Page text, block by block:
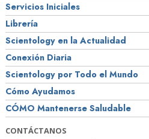
Servicios Iniciales
Librería
Scientology en la Actualidad
Conexión Diaria
Scientology por Todo el Mundo
Cómo Ayudamos
CÓMO Mantenerse Saludable
CONTÁCTANOS